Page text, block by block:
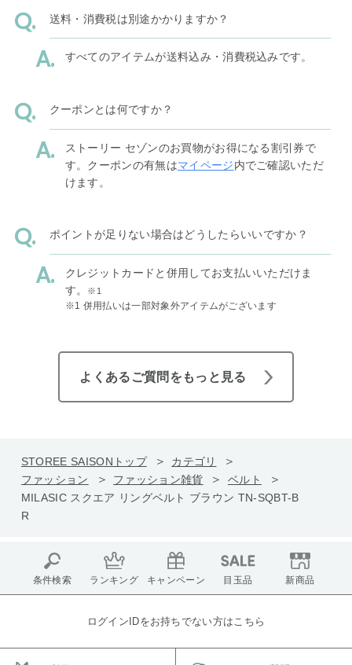
送料・消費税は別途かかりますか？
すべてのアイテムが送料込み・消費税込みです。
クーポンとは何ですか？
ストーリー セゾンのお買物がお得になる割引券で
す。クーポンの有無はマイページ内でご確認いただ
けます。
ポイントが足りない場合はどうしたらいいですか？
クレジットカードと併用してお支払いいただけま
す。
※1
※1 併用払いは一部対象外アイテムがございます
よくあるご質問をもっと見る
STOREE SAISONトップ
カテゴリ
ファッション
ファッション雑貨
ベルト
MILASIC スクエア リングベルト ブラウン TN-SQBT-B
R
条件検索 ランキング キャンペーン 目玉品 新商品
ログインIDをお持ちでない方はこちら